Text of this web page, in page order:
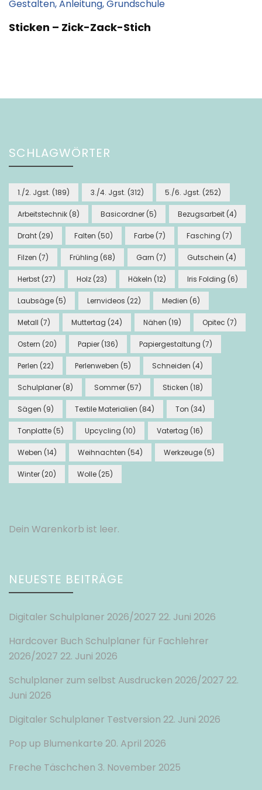
Sticken – Zick-Zack-Stich
SCHLAGWÖRTER
1./2. Jgst. (189) 3./4. Jgst. (312) 5./6. Jgst. (252)
Arbeitstechnik (8) Basicordner (5) Bezugsarbeit (4)
Draht (29) Falten (50) Farbe (7) Fasching (7)
Filzen (7) Frühling (68) Garn (7) Gutschein (4)
Herbst (27) Holz (23) Häkeln (12) Iris Folding (6)
Laubsäge (5) Lernvideos (22) Medien (6)
Metall (7) Muttertag (24) Nähen (19) Opitec (7)
Ostern (20) Papier (136) Papiergestaltung (7)
Perlen (22) Perlenweben (5) Schneiden (4)
Schulplaner (8) Sommer (57) Sticken (18)
Sägen (9) Textile Materialien (84) Ton (34)
Tonplatte (5) Upcycling (10) Vatertag (16)
Weben (14) Weihnachten (54) Werkzeuge (5)
Winter (20) Wolle (25)
Dein Warenkorb ist leer.
NEUESTE BEITRÄGE
Digitaler Schulplaner 2026/2027 22. Juni 2026
Hardcover Buch Schulplaner für Fachlehrer
2026/2027 22. Juni 2026
Schulplaner zum selbst Ausdrucken 2026/2027 22.
Juni 2026
Digitaler Schulplaner Testversion 22. Juni 2026
Pop up Blumenkarte 20. April 2026
Freche Täschchen 3. November 2025